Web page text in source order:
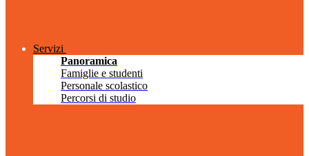
Servizi
Panoramica
Famiglie e studenti
Personale scolastico
Percorsi di studio